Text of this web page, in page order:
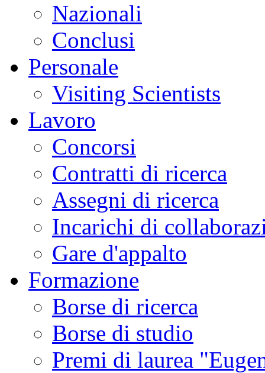
Nazionali
Conclusi
Personale
Visiting Scientists
Lavoro
Concorsi
Contratti di ricerca
Assegni di ricerca
Incarichi di
Gare d'appalto
Formazione
Borse di ricerca
Borse di studio
Premi di laurea